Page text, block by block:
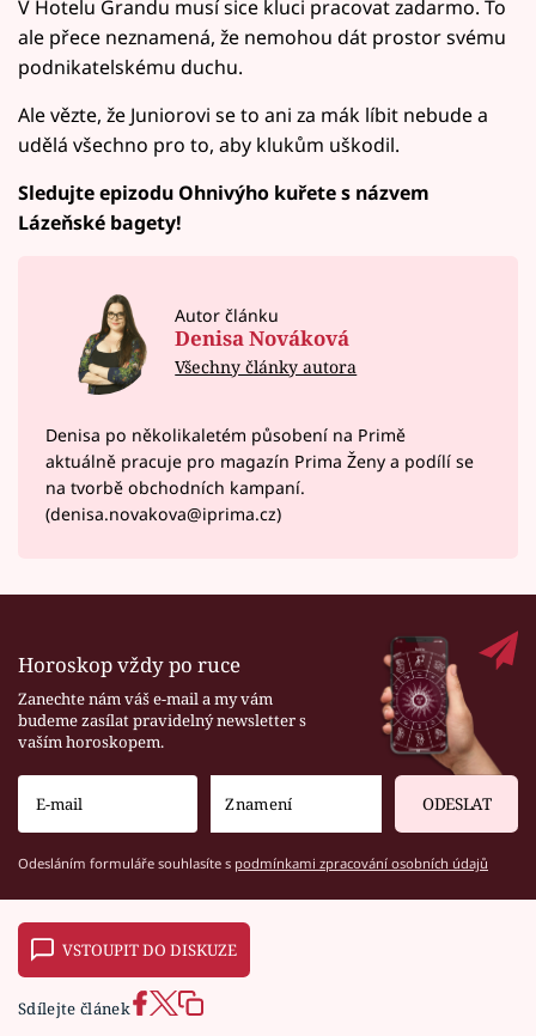
V Hotelu Grandu musí sice kluci pracovat zadarmo. To
ale přece neznamená, že nemohou dát prostor svému
podnikatelskému duchu.
Ale vězte, že Juniorovi se to ani za mák líbit nebude a
udělá všechno pro to, aby klukům uškodil.
Sledujte epizodu Ohnivýho kuřete s názvem
Lázeňské bagety!
Autor článku
Denisa Nováková
Všechny články autora
Denisa po několikaletém působení na Primě
aktuálně pracuje pro magazín Prima Ženy a podílí se
na tvorbě obchodních kampaní.
(denisa.novakova@iprima.cz)
Horoskop vždy po ruce
Zanechte nám váš e-mail a my vám
budeme zasílat pravidelný newsletter s
vaším horoskopem.
ODESLAT
Odesláním formuláře souhlasíte s podmínkami zpracování osobních údajů
VSTOUPIT DO DISKUZE
Sdílejte článek